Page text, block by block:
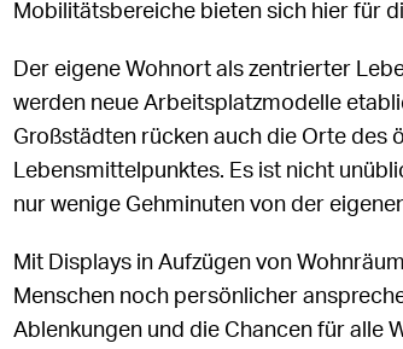
Mobilitätsbereiche bieten sich hier für
Der eigene Wohnort als zentrierter
werden neue Arbeitsplatzmodelle
Großstädten rücken auch die Orte des
Lebensmittelpunktes. Es ist nicht
nur wenige Gehminuten von der
Mit Displays in Aufzügen von
Menschen noch persönlicher
Ablenkungen und die Chancen für alle